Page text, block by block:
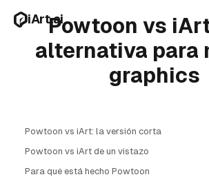
iArt.ai
Comience gratis
Powtoon vs
alternativa para
graphics
Powtoon vs iArt: la versión corta
Powtoon vs iArt de un vistazo
Para qué está hecho Powtoon